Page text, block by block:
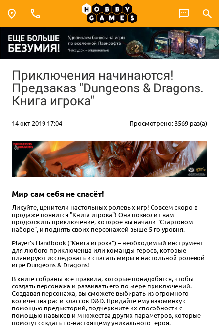
Приключения начинаются!
Предзаказ "Dungeons & Dragons.
Книга игрока"
14 окт 2019 17:04 Просмотрено: 3569 раз(а)
Мир сам себя не спасёт!
Ликуйте, ценители настольных ролевых игр! Совсем скоро в
продаже появится "Книга игрока"! Она позволит вам
продолжить приключение, которое вы начали "Стартовом
наборе", и поднять своих персонажей выше 5-го уровня.
Player’s Handbook ("Книга игрока") – необходимый инструмент
для любого приключенца или команды героев, которые
планируют исследовать и спасать миры в настольной ролевой
игре Dungeons & Dragons!
В книге собраны все правила, которые понадобятся, чтобы
создать персонажа и развивать его по мере приключений.
Создавая персонажа, вы сможете выбирать из огромного
количества рас и классов D&D. Придайте ему изюминку с
помощью предысторий, подчеркните их способности с
помощью навыков и множества других параметров, которые
помогут создать по-настоящему уникального героя.